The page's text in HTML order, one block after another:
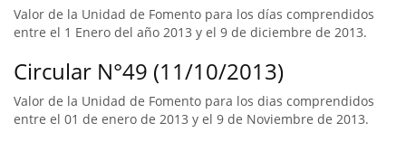
Valor de la Unidad de Fomento para los días comprendidos
entre el 1 Enero del año 2013 y el 9 de diciembre de 2013.
Circular N°49 (11/10/2013)
Valor de la Unidad de Fomento para los dias comprendidos
entre el 01 de enero de 2013 y el 9 de Noviembre de 2013.